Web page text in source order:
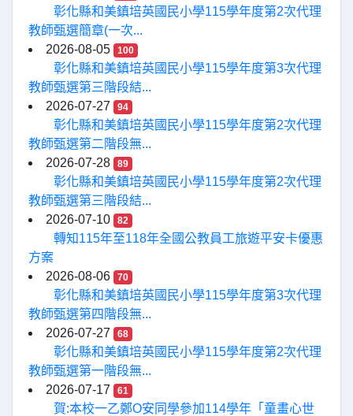
彰化縣和美鎮培英國民小學115學年度第2次代理
教師甄選簡章(一次...
2026-08-05
100
彰化縣和美鎮培英國民小學115學年度第3次代理
教師甄選第三階段結...
2026-07-27
94
彰化縣和美鎮培英國民小學115學年度第2次代理
教師甄選第二階段無...
2026-07-28
89
彰化縣和美鎮培英國民小學115學年度第2次代理
教師甄選第三階段結...
2026-07-10
82
轉知115年至118年全國公教員工旅遊平安卡優惠
方案
2026-08-06
70
彰化縣和美鎮培英國民小學115學年度第3次代理
教師甄選第四階段無...
2026-07-27
68
彰化縣和美鎮培英國民小學115學年度第2次代理
教師甄選第一階段無...
2026-07-17
61
賀:本校一乙鄭O安同學參加114學年「童畫心世